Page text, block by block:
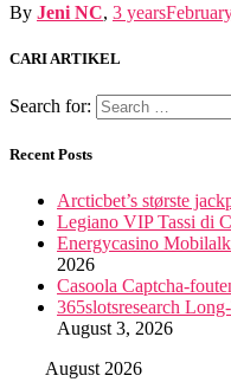
By Jeni NC, 3 years
CARI ARTIKEL
Search for:
Recent Posts
Arcticbet’s største
Legiano VIP Tassi di
Energycasino
2026
Casoola Captcha-
365slotsresearch
August 3, 2026
August 2026